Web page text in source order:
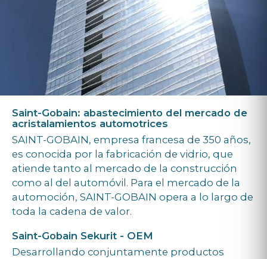
Saint-Gobain: abastecimiento del mercado de
acristalamientos automotrices
SAINT-GOBAIN, empresa francesa de 350 años,
es conocida por la fabricación de vidrio, que
atiende tanto al mercado de la construcción
como al del automóvil. Para el mercado de la
automoción, SAINT-GOBAIN opera a lo largo de
toda la cadena de valor.
Saint-Gobain Sekurit - OEM
Desarrollando conjuntamente productos